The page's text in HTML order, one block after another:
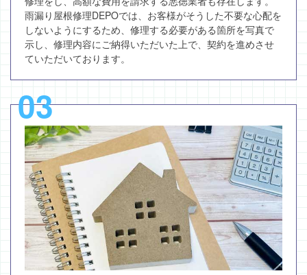
雨漏り屋根修理DEPOでは、お客様がそうした不要な心配を
しないようにするため、修理する必要がある箇所を写真で
示し、修理内容にご納得いただいた上で、契約を進めさせ
ていただいております。
03